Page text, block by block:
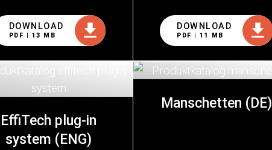
DOWNLOAD
PDF | 13 MB
DOWNLOAD
PDF | 11 MB
EffiTech plug-in
system (ENG)
Manschetten (DE)